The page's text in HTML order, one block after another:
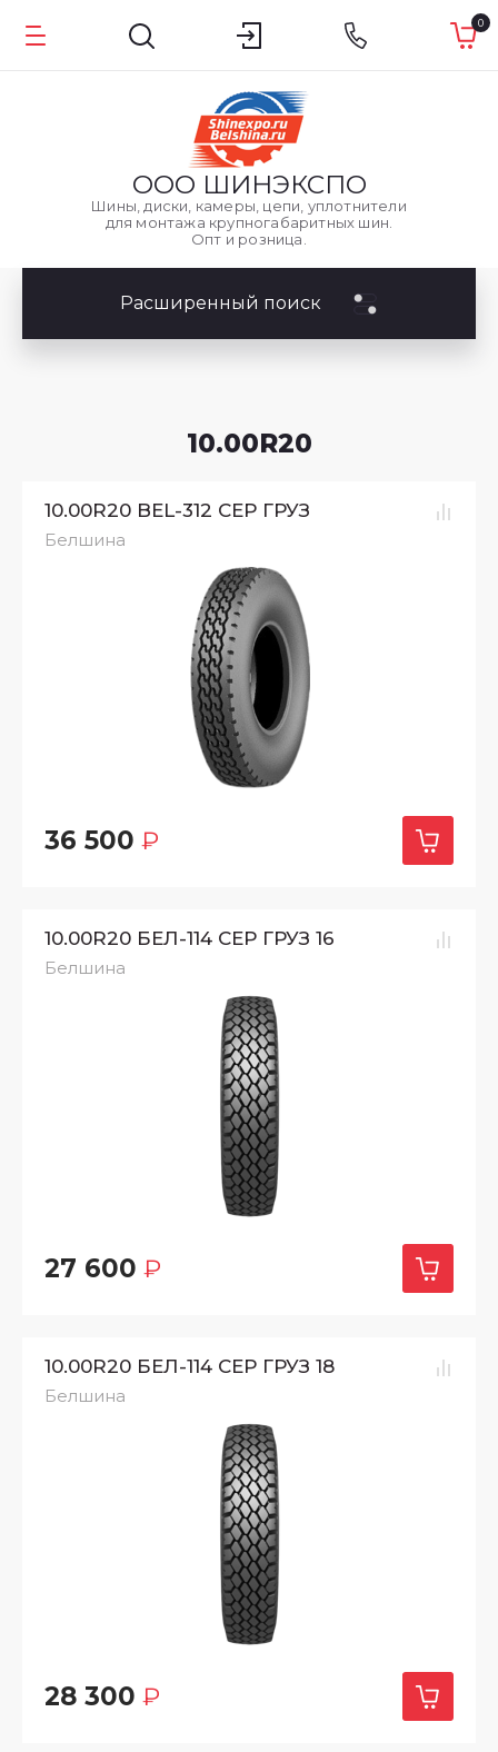
0
ООО ШИНЭКСПО
Шины, диски, камеры, цепи, уплотнители
для монтажа крупногабаритных шин.
Опт и розница.
Расширенный поиск
10.00R20
10.00R20 BEL-312 СЕР ГРУЗ
Белшина
36 500 ₽
10.00R20 БЕЛ-114 СЕР ГРУЗ 16
Белшина
27 600 ₽
10.00R20 БЕЛ-114 СЕР ГРУЗ 18
Белшина
28 300 ₽